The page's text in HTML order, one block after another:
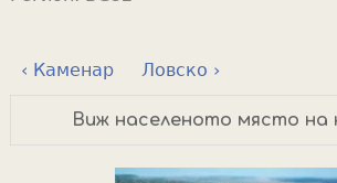
‹ Каменар Ловско ›
Виж населеното място на